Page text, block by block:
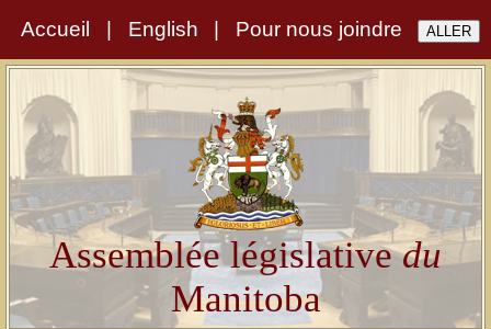
Accueil English Pour nous joindre
Assemblée législativedu
Manitoba